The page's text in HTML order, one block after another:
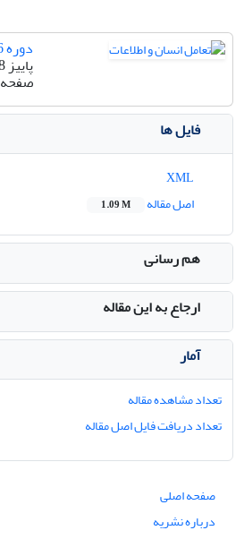
دوره 6، شماره 3
پاییز 1398
صفحه
فایل ها
اصل مقاله
1.09 M
هم رسانی
ارجاع به این مقاله
آمار
تعداد مشاهده مقاله
تعداد دریافت فایل اصل مقاله
صفحه اصلی
درباره نشریه